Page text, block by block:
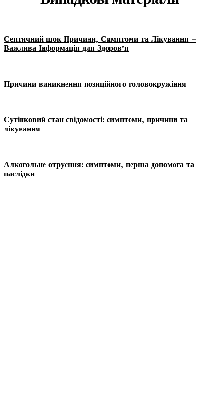
Септичний шок Причини, Симптоми та Лікування –
Важлива Інформація для Здоров’я
Причини виникнення позиційного головокружіння
Сутінковий стан свідомості: симптоми, причини та
лікування
Алкогольне отруєння: симптоми, перша допомога та
наслідки